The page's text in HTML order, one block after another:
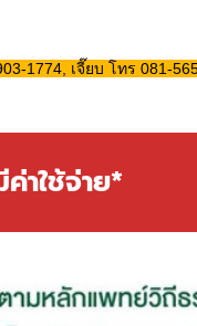
1774, เจี๊ยบ โทร 081-
าใช้จ่าย*